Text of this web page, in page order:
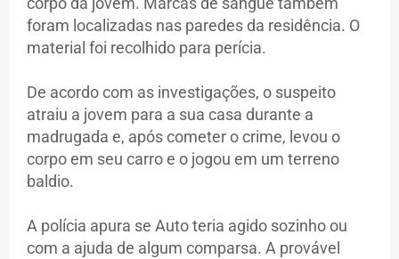
foram localizadas nas paredes da residência. O
material foi recolhido para perícia.
De acordo com as investigações, o suspeito
atraiu a jovem para a sua casa durante a
madrugada e, após cometer o crime, levou o
corpo em seu carro e o jogou em um terreno
baldio.
A polícia apura se Auto teria agido sozinho ou
com a ajuda de algum comparsa. A provável